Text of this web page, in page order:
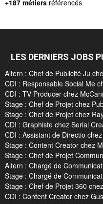
+187 métiers référencés
LES DERNIERS JOBS
Altern : Chef de Publicité Ju
CDI : Responsable Social Me
CDI : TV Producer chez
Stage : Chef de Projet chez
Stage : Chef de Projet chez
CDI : Graphiste chez Serial
CDI : Assistant de Directio
Stage : Content Creator chez
Stage : Chef de Projet
Altern : Chargé de
Stage : Chargé de
Stage : Chef de Projet 360
CDI : Content Creator chez